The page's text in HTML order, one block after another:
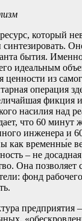
который
бытия.
идеальным
ценности из
операция
фикция
насилия над
что 60 минут
инженера и
как временны́е
– не
Она позволяет
фонд
предприятия